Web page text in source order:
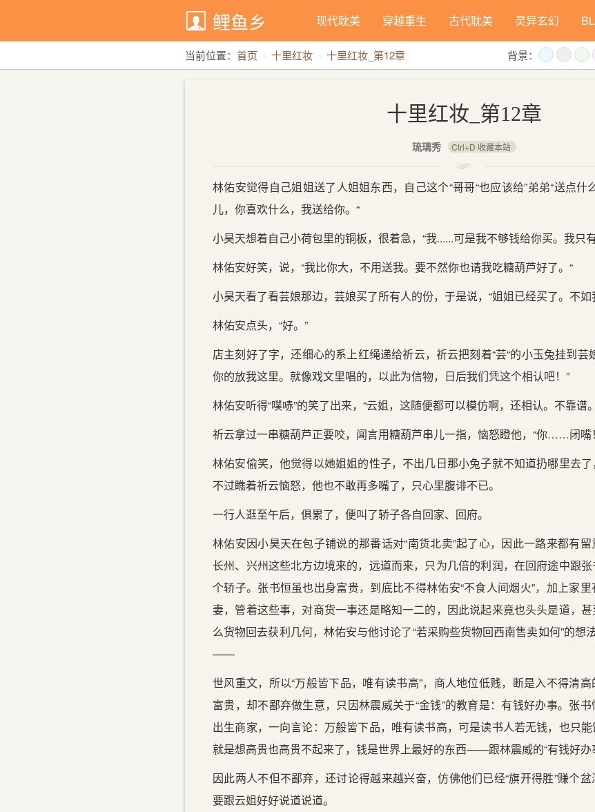
鲤鱼乡 现代耽美 穿越重生 古代耽美 灵异玄幻
当前位置： 首页 十里红妆 十里红妆_第12章 背景：
十里红妆_第12章
琉璃秀 Ctrl+D 收藏本站
林佑安觉得自己姐姐送了人姐姐东西，自己这个“哥哥“也应该给”弟弟“送点什
儿，你喜欢什么，我送给你。“
小昊天想着自己小荷包里的铜板，很着急，“我......可是我不够钱给你买。我只
林佑安好笑，说，“我比你大，不用送我。要不然你也请我吃糖葫芦好了。“
小昊天看了看芸娘那边，芸娘买了所有人的份，于是说，“姐姐已经买了。不
林佑安点头，“好。”
店主刻好了字，还细心的系上红绳递给祈云，祈云把刻着“芸“的小玉兔挂到芸
你的放我这里。就像戏文里唱的，以此为信物，日后我们凭这个相认吧！”
林佑安听得“噗哧”的笑了出来，“云姐，这随便都可以模仿啊，还相认。不靠谱
祈云拿过一串糖葫芦正要咬，闻言用糖葫芦串儿一指，恼怒瞪他，“你……闭嘴
林佑安偷笑，他觉得以她姐姐的性子，不出几日那小兔子就不知道扔哪里去了
不过瞧着祈云恼怒，他也不敢再多嘴了，只心里腹诽不已。
一行人逛至午后，俱累了，便叫了轿子各自回家、回府。
林佑安因小昊天在包子铺说的那番话对“南货北卖”起了心，因此一路来都有
长州、兴州这些北方边境来的，远道而来，只为几倍的利润，在回府途中跟
个轿子。张书恒虽也出身富贵，到底比不得林佑安“不食人间烟火”，加上家
妻，管着这些事，对商货一事还是略知一二的，因此说起来竟也头头是道，
么货物回去获利几何，林佑安与他讨论了“若采购些货物回西南售卖如何”的想
——
世风重文，所以“万般皆下品，唯有读书高”，商人地位低贱，断是入不得清
富贵，却不鄙弃做生意，只因林震威关于“金钱”的教育是：有钱好办事。张
出生商家，一向言论：万般皆下品，唯有读书高，可是读书人若无钱，也只能
就是想高贵也高贵不起来了，钱是世界上最好的东西——跟林震威的“有钱好办
因此两人不但不鄙弃，还讨论得越来越兴奋，仿佛他们已经“旗开得胜”赚个盆
要跟云姐好好说道说道。